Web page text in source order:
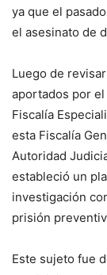
ya que el
el asesinato de
Luego de
aportados por
Fiscalía
esta Fiscalía
Autoridad
estableció un
investigación
prisión
Este sujeto fue